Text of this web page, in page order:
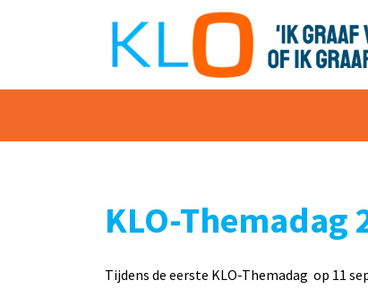
KLO-Themadag
Tijdens de eerste KLO-Themadag op 11